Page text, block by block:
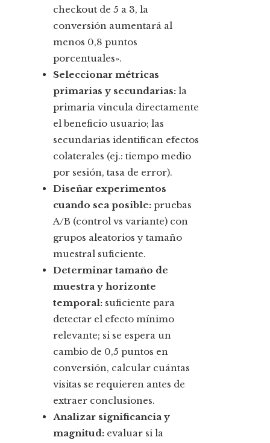
checkout de 5 a 3, la
conversión aumentará al
menos 0,8 puntos
porcentuales».
Seleccionar métricas
primarias y secundarias: la
primaria vincula directamente
el beneficio usuario; las
secundarias identifican efectos
colaterales (ej.: tiempo medio
por sesión, tasa de error).
Diseñar experimentos
cuando sea posible: pruebas
A/B (control vs variante) con
grupos aleatorios y tamaño
muestral suficiente.
Determinar tamaño de
muestra y horizonte
temporal: suficiente para
detectar el efecto mínimo
relevante; si se espera un
cambio de 0,5 puntos en
conversión, calcular cuántas
visitas se requieren antes de
extraer conclusiones.
Analizar significancia y
magnitud: evaluar si la